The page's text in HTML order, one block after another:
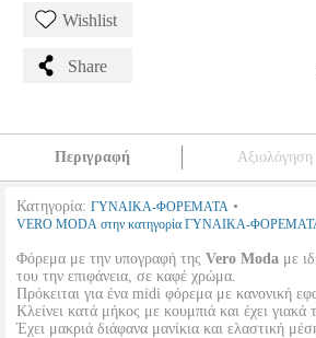
Wishlist
Share
Περιγραφή Αξιολόγηση
Κατηγορία: ΓΥΝΑΙΚΑ-ΦΟΡΕΜΑΤΑ •
VERO MODA στην κατηγορία ΓΥΝΑΙΚΑ-
Φόρεμα με την υπογραφή της Vero Moda με
του την επιφάνεια, σε καφέ χρώμα.
Πρόκειται για ένα midi φόρεμα με κανονική
Κλείνει κατά μήκος με κουμπιά και έχει
Έχει μακριά διάφανα μανίκια και ελαστική